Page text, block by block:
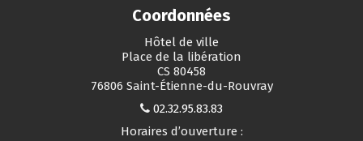
Coordonnées
Hôtel de ville
Place de la libération
CS 80458
76806 Saint-Étienne-du-Rouvray
02.32.95.83.83
Horaires d’ouverture :